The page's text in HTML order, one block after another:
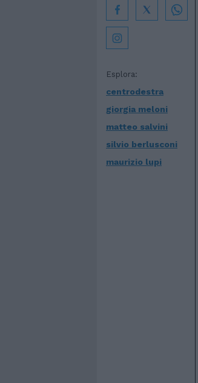
Esplora:
centrodestra
giorgia meloni
matteo salvini
silvio berlusconi
maurizio lupi